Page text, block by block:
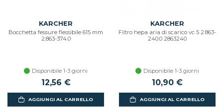
KARCHER
Bocchetta fessure flessibile 615 mm
2.863-374.0
Disponibile 1-3 giorni
12,56 €
AGGIUNGI AL CARRELLO
KARCHER
Filtro hepa aria di scarico vc 5 2.863-
240.0 2863240
Disponibile 1-3 giorni
10,90 €
AGGIUNGI AL CARRELLO